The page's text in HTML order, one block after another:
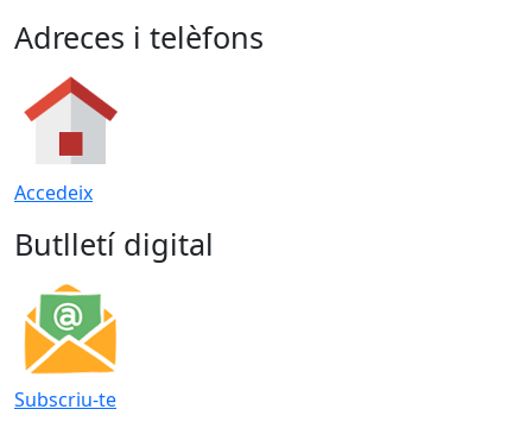
Adreces i telèfons
Accedeix
Butlletí digital
Subscriu-te